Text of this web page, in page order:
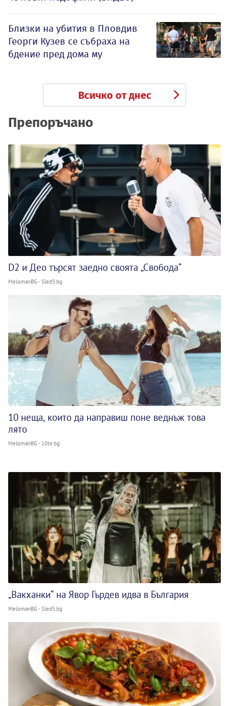
Близки на убития в Пловдив
Георги Кузев се събраха на
бдение пред дома му
Всичко от днес
Препоръчано
D2 и Део търсят заедно своята „Свобода“
MelomanBG - Sled5.bg
10 неща, които да направиш поне веднъж това
лято
MelomanBG - 10te.bg
„Вакханки“ на Явор Гърдев идва в България
MelomanBG - Sled5.bg